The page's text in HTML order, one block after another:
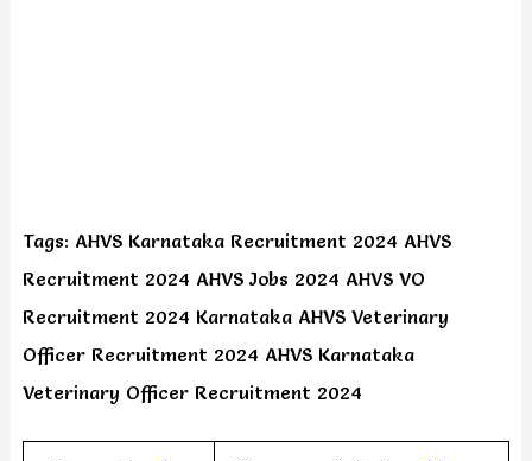
Tags: AHVS Karnataka Recruitment 2024 AHVS
Recruitment 2024 AHVS Jobs 2024 AHVS VO
Recruitment 2024 Karnataka AHVS Veterinary
Officer Recruitment 2024 AHVS Karnataka
Veterinary Officer Recruitment 2024